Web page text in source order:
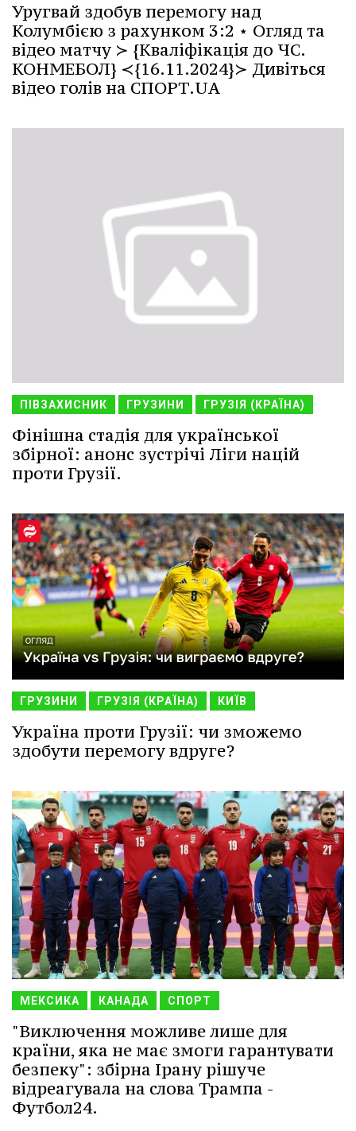
Уругвай здобув перемогу над
Колумбією з рахунком 3:2 ⋆ Огляд та
відео матчу ≻ {Кваліфікація до ЧС.
КОНМЕБОЛ} ≺{16.11.2024}≻ Дивіться
відео голів на СПОРТ.UA
ПІВЗАХИСНИК ГРУЗИНИ ГРУЗІЯ (КРАЇНА)
Фінішна стадія для української
збірної: анонс зустрічі Ліги націй
проти Грузії.
ГРУЗИНИ ГРУЗІЯ (КРАЇНА) КИЇВ
Україна проти Грузії: чи зможемо
здобути перемогу вдруге?
МЕКСИКА КАНАДА СПОРТ
"Виключення можливе лише для
країни, яка не має змоги гарантувати
безпеку": збірна Ірану рішуче
відреагувала на слова Трампа -
Футбол24.